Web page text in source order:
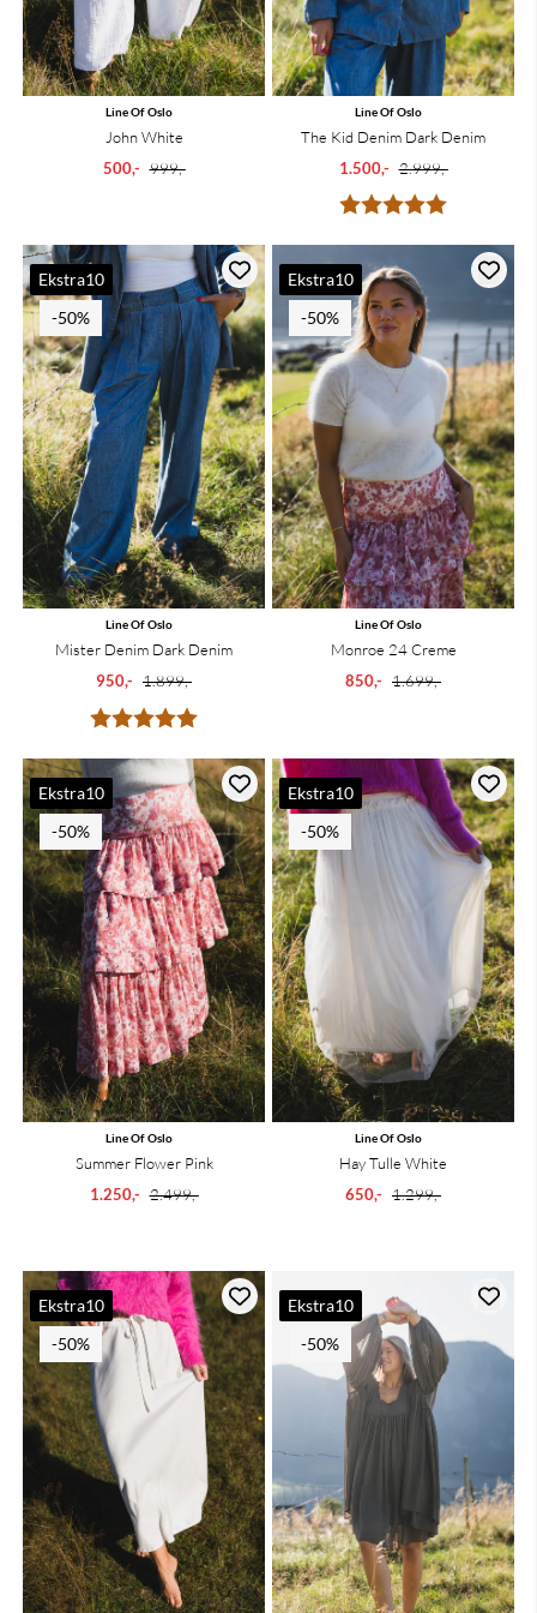
Line Of Oslo
John White
500,- 999,-
Karakter:
Line Of Oslo
The Kid Denim Dark Denim
1.500,- 2.999,-
Ekstra10
-50%
Karakter:
Line Of Oslo
Mister Denim Dark Denim
950,- 1.899,-
Ekstra10
-50%
Line Of Oslo
Monroe 24 Creme
850,- 1.699,-
Ekstra10
-50%
Line Of Oslo
Summer Flower Pink
1.250,- 2.499,-
Ekstra10
-50%
Line Of Oslo
Hay Tulle White
650,- 1.299,-
Ekstra10
-50%
Ekstra10
-50%